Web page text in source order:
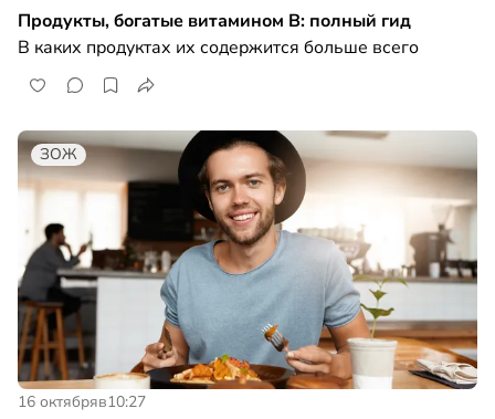
Продукты, богатые витамином B: полный гид
В каких продуктах их содержится больше всего
ЗОЖ
16 октябряв10:27